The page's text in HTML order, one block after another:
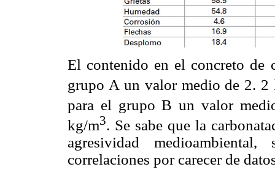
El contenido en el concreto de
grupo A un valor medio de 2. 2
para el grupo B un valor
kg/m3. Se sabe que la
agresividad
correlaciones por carecer de